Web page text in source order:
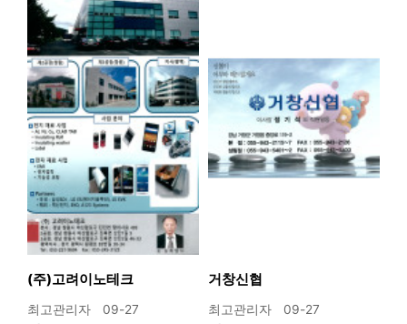
(주)고려이노테크
최고관리자
09-27
거창신협
최고관리자
09-27